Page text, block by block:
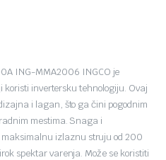
ING-MMA2006 INGCO je
invertersku tehnologiju. Ovaj
i lagan, što ga čini pogodnim
mestima. Snaga i
izlaznu struju od 200
spektar varenja. Može se koristiti